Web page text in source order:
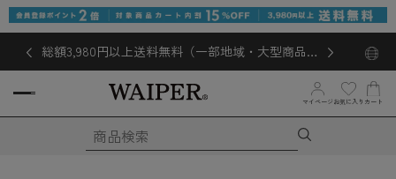
総額3,980円以上送料無料（一部地域・大型商品対
マイページ お気に入り カート